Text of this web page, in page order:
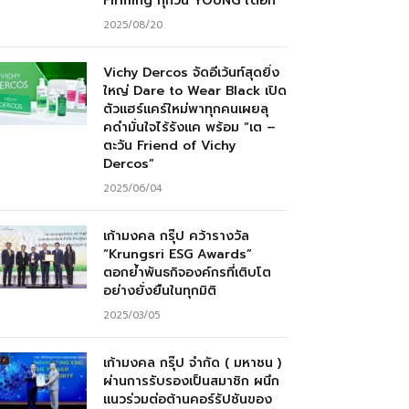
2025/08/20
Vichy Dercos จัดอีเว้นท์สุดยิ่ง
ใหญ่ Dare to Wear Black เปิด
ตัวแฮร์แคร์ใหม่พาทุกคนเผยลุ
คดำมั่นใจไร้รังแค พร้อม “เต –
ตะวัน Friend of Vichy
Dercos”
2025/06/04
เก้ามงคล กรุ๊ป คว้ารางวัล
“Krungsri ESG Awards”
ตอกย้ำพันธกิจองค์กรที่เติบโต
อย่างยั่งยืนในทุกมิติ
2025/03/05
เก้ามงคล กรุ๊ป จำกัด ( มหาชน )
ผ่านการรับรองเป็นสมาชิก ผนึก
แนวร่วมต่อต้านคอร์รัปชันของ